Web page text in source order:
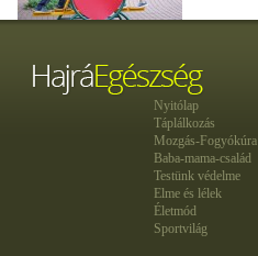
Nyitólap
Táplálkozás
Mozgás-Fogyókúra
Baba-mama-család
Testünk védelme
Elme és lélek
Életmód
Sportvilág